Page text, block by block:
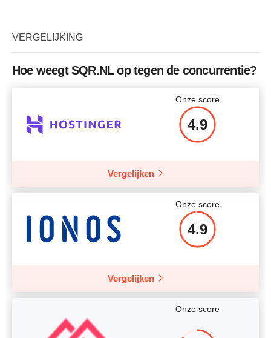
Meer details
Meer details
CPU
RAM
Tarief
1,024 MB
$6.05
VERGELIJKING
Hoe weegt SQR.NL op tegen de concurrentie?
Onze score
4.9
Vergelijken
Onze score
4.9
Vergelijken
Onze score